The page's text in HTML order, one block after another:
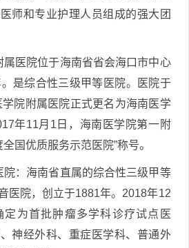
师和专业护理人员组成的强大团
属医院位于海南省省会海口市中心
是综合性三级甲等医院。医院于
院附属医院正式更名为海南医学
年11月1日，海南医学院第一附
国优质服务示范医院”称号。
院：海南省直属的综合性三级甲等
医院，创立于1881年。2018年12
定为首批肿瘤多学科诊疗试点医
神经外科、重症医学科、普通外